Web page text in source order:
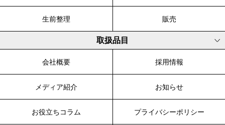
生前整理 販売
取扱品目
会社概要 採用情報
メディア紹介 お知らせ
お役立ちコラム プライバシーポリシー